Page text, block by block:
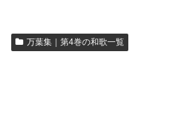
万葉集｜第4巻の和歌一覧